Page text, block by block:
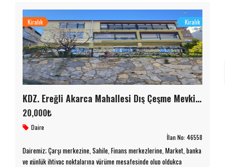
Kiralık Kiralık
KDZ. Ereğli Akarca Mahallesi Dış Çeşme Mevkiinde Merkezi Konumda 3+1 Kiralık Daire
20,000₺
Daire
İlan No: 46558
Dairemiz; Çarşı merkezine, Sahile, Finans merkezlerine, Market, banka
ve günlük ihtiyaç noktalarına yürüme mesafesinde olup oldukça